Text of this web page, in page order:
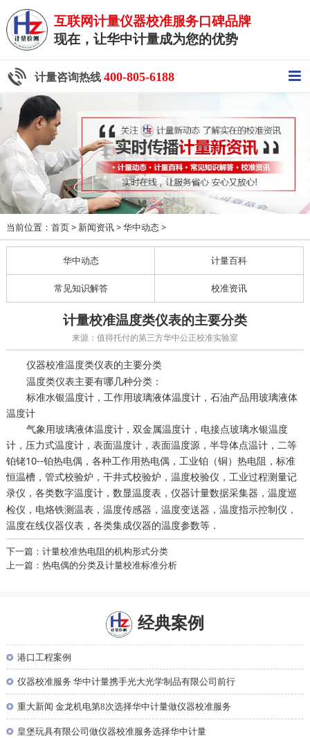
互联网计量仪器校准服务口碑品牌
现在，让华中计量成为您的优势
计量咨询热线 400-805-6188
当前位置： 首页> 新闻资讯> 华中动态>
华中动态 计量百科
常见知识解答 校准资讯
计量校准温度类仪表的主要分类
来源：值得托付的第三方华中公正校准实验室
仪器校准温度类仪表的主要分类
温度类仪表主要有哪几种分类：
标准水银温度计，工作用玻璃液体温度计，石油产品用玻璃液体
温度计
气象用玻璃液体温度计，双金属温度计，电接点玻璃水银温度
计，压力式温度计，表面温度计，表面温度源，半导体点温计，二等
铂铑10--铂热电偶，各种工作用热电偶，工业铂（铜）热电阻，标准
恒温槽，管式校验炉，干井式校验炉，温度校验仪，工业过程测量记
录仪，各类数字温度计，数显温度表， 仪器计量数据采集器，温度巡
检仪，电烙铁测温表，温度传感器，温度变送器，温度指示控制仪，
温度在线仪器仪表，各类集成仪器的温度参数等．
下一篇：计量校准热电阻的机构形式分类
上一篇：热电偶的分类及计量校准标准分析
经典案例
◎ 港口工程案例
◎ 仪器校准服务 华中计量携手光大光学制品有限公司前行
◎ 重大新闻 金龙机电第8次选择华中计量做仪器校准服务
◎ 皇堡玩具有限公司做仪器校准服务选择华中计量